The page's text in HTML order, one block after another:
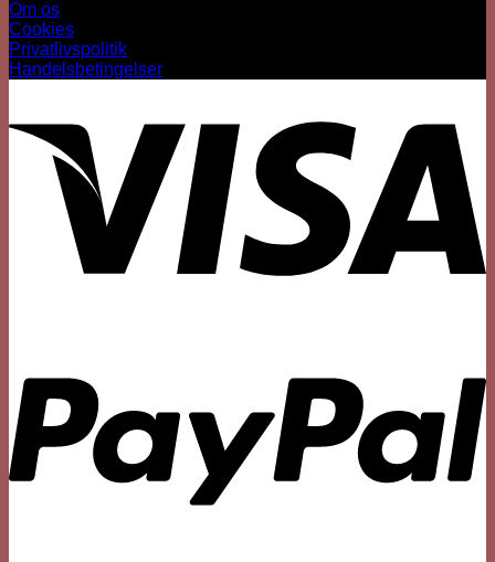
Om os
Cookies
Privatlivspolitik
Handelsbetingelser